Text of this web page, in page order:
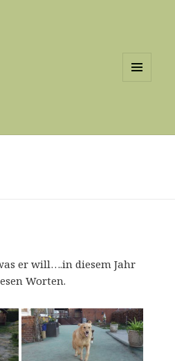
er will….in diesem Jahr
Worten.